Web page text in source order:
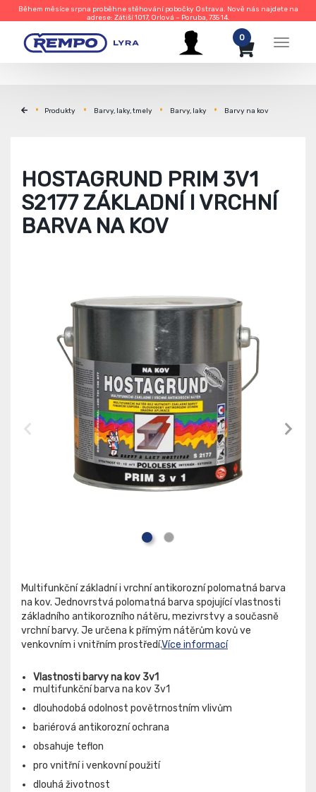
Během měsíce srpna proběhne stěhování pobočky Ostrava. Nově nás najdete na
adrese: Zátiší 1017, Orlová – Poruba, 735 14.
Menu
0
Produkty Barvy, laky, tmely Barvy, laky Barvy na kov
HOSTAGRUND PRIM 3V1
S2177 ZÁKLADNÍ I VRCHNÍ
BARVA NA KOV
Multifunkční základní i vrchní antikorozní polomatná barva
na kov. Jednovrstvá polomatná barva spojující vlastnosti
základního antikorozního nátěru, mezivrstvy a současně
vrchní barvy. Je určena k přímým nátěrům kovů ve
venkovním i vnitřním prostředí.Více informací
Vlastnosti barvy na kov 3v1
multifunkční barva na kov 3v1
dlouhodobá odolnost povětrnostním vlivům
bariérová antikorozní ochrana
obsahuje teflon
pro vnitřní i venkovní použití
dlouhá životnost